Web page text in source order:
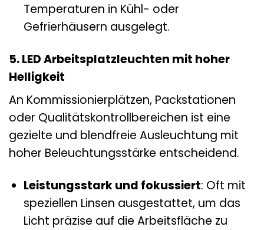
Temperaturen in Kühl- oder
Gefrierhäusern ausgelegt.
5. LED Arbeitsplatzleuchten mit hoher
Helligkeit
An Kommissionierplätzen, Packstationen
oder Qualitätskontrollbereichen ist eine
gezielte und blendfreie Ausleuchtung mit
hoher Beleuchtungsstärke entscheidend.
Leistungsstark und fokussiert: Oft mit
speziellen Linsen ausgestattet, um das
Licht präzise auf die Arbeitsfläche zu